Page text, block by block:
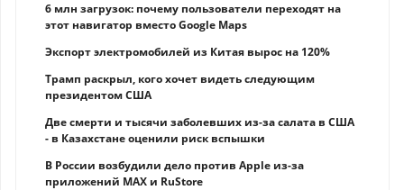
6 млн загрузок: почему пользователи переходят на
этот навигатор вместо Google Maps
Экспорт электромобилей из Китая вырос на 120%
Трамп раскрыл, кого хочет видеть следующим
президентом США
Две смерти и тысячи заболевших из-за салата в США
- в Казахстане оценили риск вспышки
В России возбудили дело против Apple из-за
приложений MAX и RuStore